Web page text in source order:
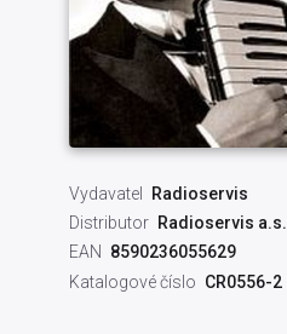
Vydavatel
Radioservis
Distributor Radioservis a.s.
EAN
8590236055629
Katalogové číslo CR0556-2